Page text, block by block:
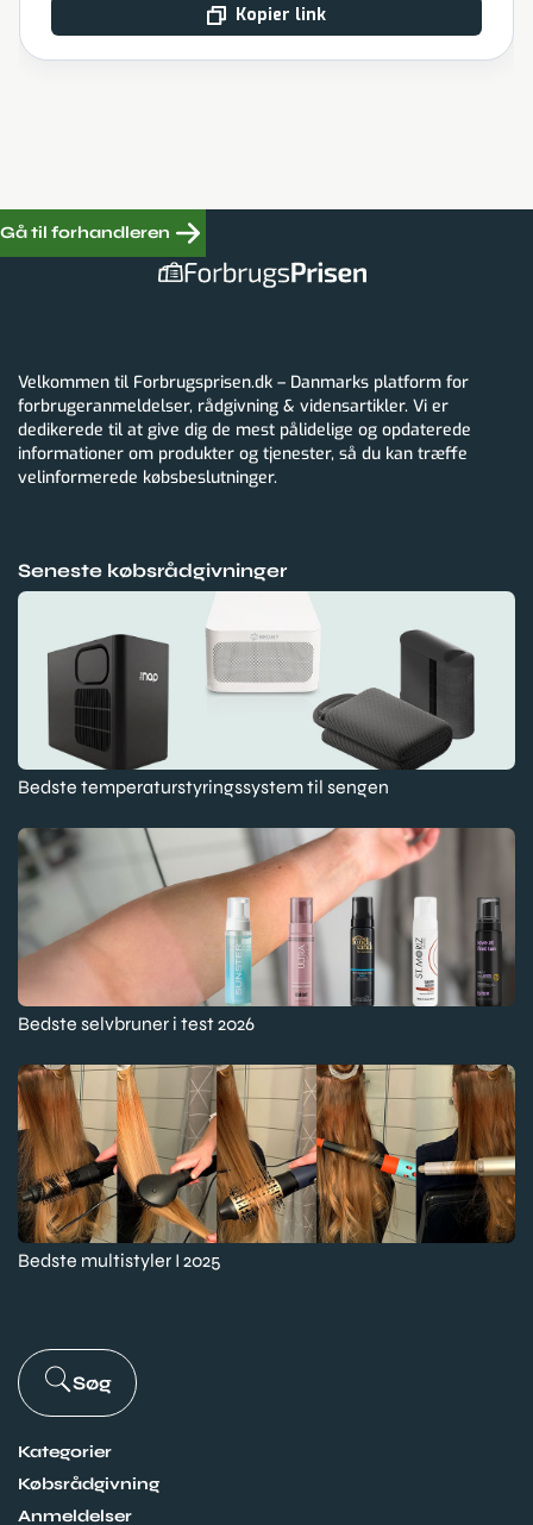
Kopier link
Gå til forhandleren
Velkommen til Forbrugsprisen.dk – Danmarks platform for
forbrugeranmeldelser, rådgivning & vidensartikler. Vi er
dedikerede til at give dig de mest pålidelige og opdaterede
informationer om produkter og tjenester, så du kan træffe
velinformerede købsbeslutninger.
Seneste købsrådgivninger
Bedste temperaturstyringssystem til sengen
Bedste selvbruner i test 2026
Bedste multistyler I 2025
Søg
Kategorier
Købsrådgivning
Anmeldelser